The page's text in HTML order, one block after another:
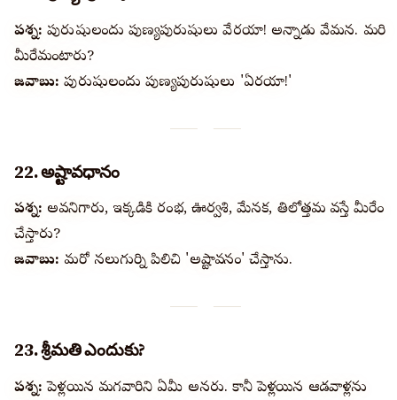
ప్రశ్న: పురుషులందు పుణ్యపురుషులు వేరయా! అన్నాడు వేమన. మరి
మీరేమంటారు?
జవాబు: పురుషులందు పుణ్యపురుషులు 'ఏరయా!'
22. అష్టావధానం
ప్రశ్న: అవధానిగారు, ఇక్కడికి రంభ, ఊర్వశి, మేనక, తిలోత్తమ వస్తే మీరేం
చేస్తారు?
జవాబు: మరో నలుగుర్ని పిలిచి 'అష్టావధానం' చేస్తాను.
23. శ్రీమతి ఎందుకు?
ప్రశ్న: పెళ్లయిన మగవారిని ఏమీ అనరు. కానీ పెళ్లయిన ఆడవాళ్లను